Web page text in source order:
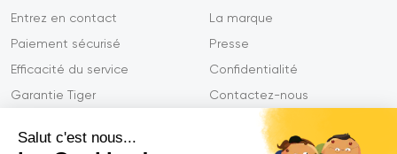
Salut c'est nous...
Entrez en contact
Paiement sécurisé
Efficacité du service
Garantie Tiger
La marque
Presse
Confidentialité
Contactez-nous